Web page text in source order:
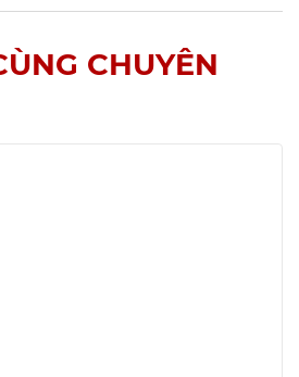
CHUYÊN